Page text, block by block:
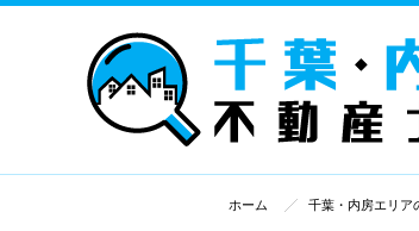
ホーム 千葉・内房エリア